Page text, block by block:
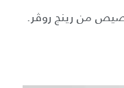
من رينج روڤر.